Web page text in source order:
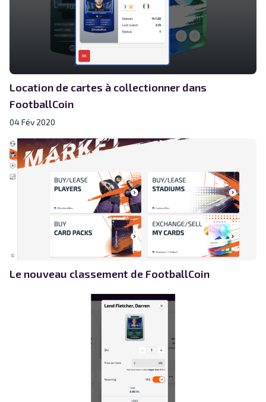
Location de cartes à collectionner dans
FootballCoin
04 Fév 2020
Le nouveau classement de FootballCoin